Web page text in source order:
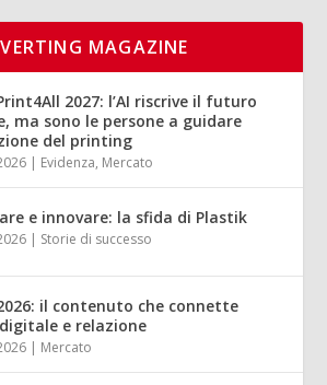
MAGAZINE
2027: l’AI riscrive il futuro
ma sono le persone a guidare
del printing
| Evidenza, Mercato
e innovare: la sfida di Plastik
| Storie di successo
il contenuto che connette
e relazione
| Mercato